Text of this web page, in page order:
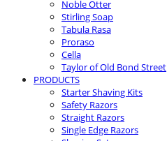
Noble Otter
Stirling Soap
Tabula Rasa
Proraso
Cella
Taylor of Old Bond Street
PRODUCTS
Starter Shaving Kits
Safety Razors
Straight Razors
Single Edge Razors